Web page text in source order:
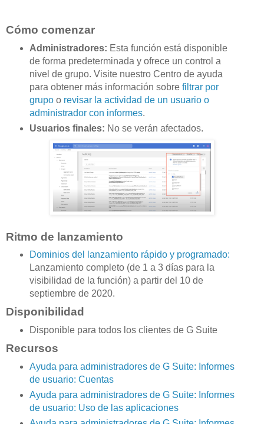
Cómo comenzar
Administradores: Esta función está disponible
de forma predeterminada y ofrece un control a
nivel de grupo. Visite nuestro Centro de ayuda
para obtener más información sobre filtrar por
grupoo revisar la actividad de un usuario o
administrador con informes.
Usuarios finales: No se verán afectados.
Ritmo de lanzamiento
Dominios del lanzamiento rápido y programado:
Lanzamiento completo (de 1 a 3 días para la
visibilidad de la función) a partir del 10 de
septiembre de 2020.
Disponibilidad
Disponible para todos los clientes de G Suite
Recursos
Ayuda para administradores de G Suite: Informes
de usuario: Cuentas
Ayuda para administradores de G Suite: Informes
de usuario: Uso de las aplicaciones